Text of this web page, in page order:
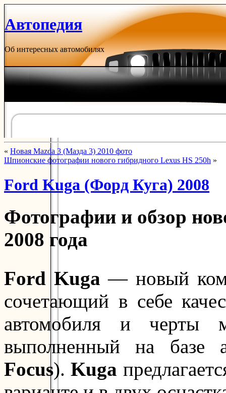
Автопедия
Об интересных автомобилях
« Новая Mazda 3 (Мазда 3) 2010 фото
Шпионские фотографии нового гибридного Lexus HS 250h »
Ford Kuga (Форд Куга) 2008
Фотографии и обзор
2008 года
Ford Kuga — новый
сочетающий в себе
автомобиля и черты
выполненный на базе
Focus).Kuga